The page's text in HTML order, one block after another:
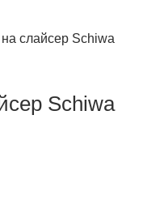
слайсер Schiwa
Schiwa